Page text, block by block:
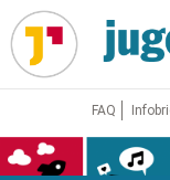
Direkt
zum
Inhalt
FAQ